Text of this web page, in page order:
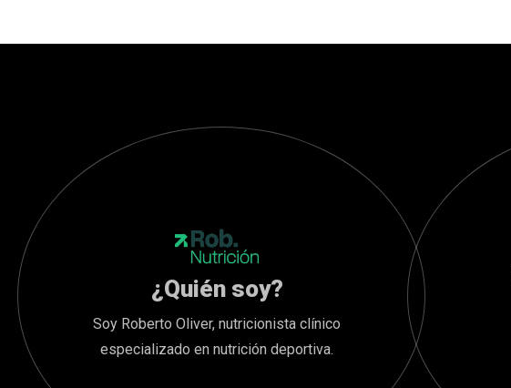
¿Quién soy?
Soy Roberto Oliver, nutricionista clínico
especializado en nutrición deportiva.